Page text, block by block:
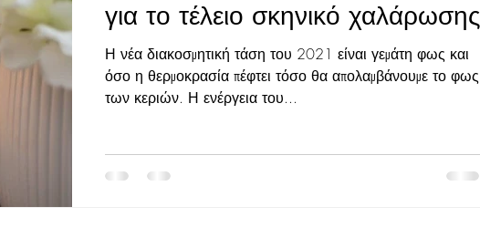
για το τέλειο σκηνικό χαλάρωσης
Η νέα διακοσμητική τάση του 2021 είναι γεμάτη φως και
όσο η θερμοκρασία πέφτει τόσο θα απολαμβάνουμε το φως
των κεριών. Η ενέργεια του...